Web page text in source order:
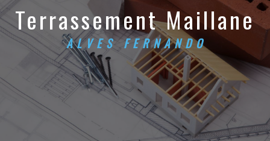
terrassement Maillane
ALVES FERNANDO